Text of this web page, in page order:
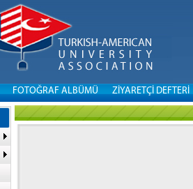
FOTOĞRAF ALBÜMÜ ZİYARETÇİ DEFTERİ